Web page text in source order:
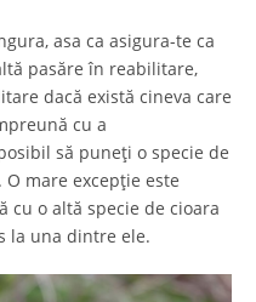
asa ca asigura-te ca
pasăre în reabilitare,
dacă există cineva care
cu a
să puneți o specie de
mare excepție este
cu o altă specie de cioara
la una dintre ele.